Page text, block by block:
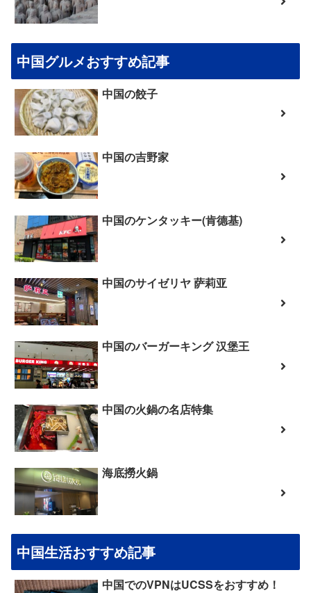
中国グルメおすすめ記事
中国の餃子
中国の吉野家
中国のケンタッキー(肯德基)
中国のサイゼリヤ 萨莉亚
中国のバーガーキング 汉堡王
中国の火鍋の名店特集
海底撈火鍋
中国生活おすすめ記事
中国でのVPNはUCSSをおすすめ！